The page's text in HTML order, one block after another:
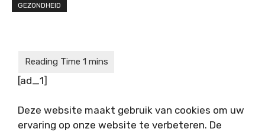
GEZONDHEID
[ad_1]
Deze website maakt gebruik van cookies om uw
ervaring op onze website te verbeteren. De